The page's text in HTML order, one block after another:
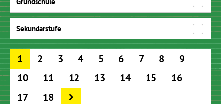
Sekundarstufe
1 2 3 4 5 6 7 8
9
10
11 12 13 14 15
16
17
18